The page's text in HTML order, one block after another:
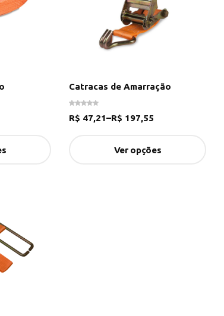
Catracas de Amarração
R$ 47,21–R$ 197,55
Ver opções